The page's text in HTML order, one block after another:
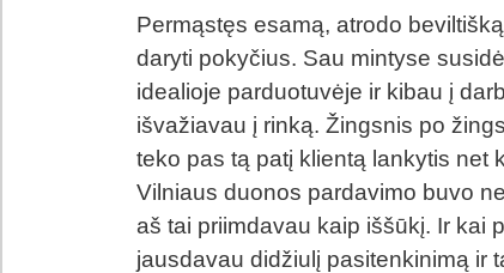
Permąstęs esamą, atrodo
daryti pokyčius. Sau mintyse
idealioje parduotuvėje ir kibau į
išvažiavau į rinką. Žingsnis po
teko pas tą patį klientą lankytis net
Vilniaus duonos pardavimo buvo
aš tai priimdavau kaip iššūkį. Ir kai
jausdavau didžiulį pasitenkinimą ir